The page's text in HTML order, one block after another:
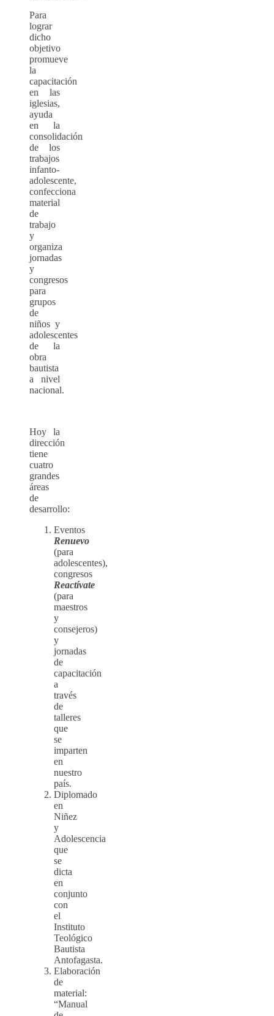
Para
lograr
dicho
objetivo
promueve
la
capacitación
en las
iglesias,
ayuda
en la
consolidación
de los
trabajos
infanto-
adolescente,
confecciona
material
de
trabajo
y
organiza
jornadas
y
congresos
para
grupos
de
niños y
adolescentes
de la
obra
bautista
a nivel
nacional.
Hoy la
dirección
tiene
cuatro
grandes
áreas
de
desarrollo:
Eventos
Renuevo
(para
adolescentes),
congresos
Reactívate
(para
maestros
y
consejeros)
y
jornadas
de
capacitación
a
través
de
talleres
que
se
imparten
en
nuestro
país.
Diplomado
en
Niñez
y
Adolescencia
que
se
dicta
en
conjunto
con
el
Instituto
Teológico
Bautista
Antofagasta.
Elaboración
de
material:
“Manual